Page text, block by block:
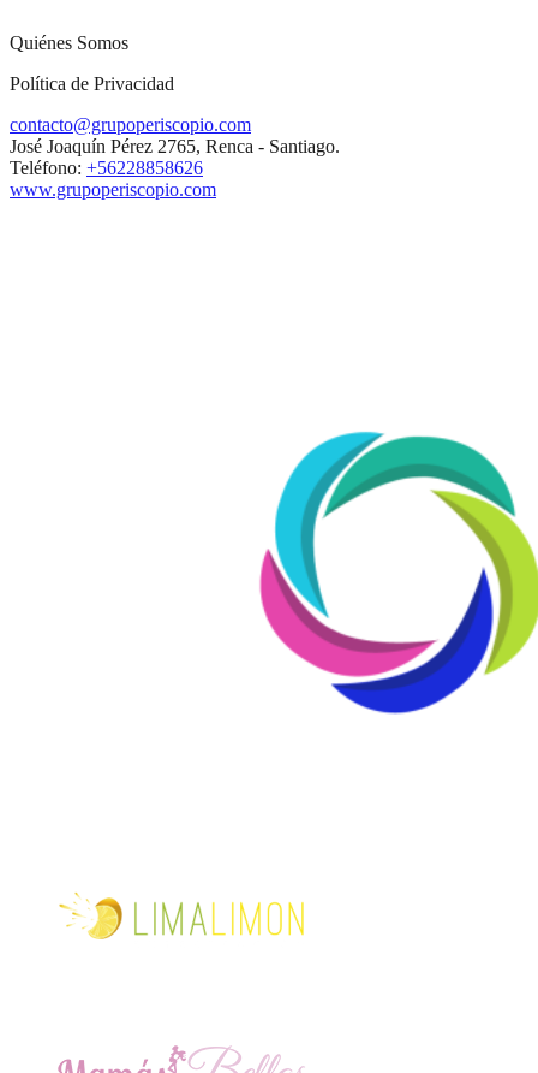
Quiénes Somos
Política de Privacidad
contacto@grupoperiscopio.com
José Joaquín Pérez 2765, Renca - Santiago.
Teléfono: +56228858626
www.grupoperiscopio.com